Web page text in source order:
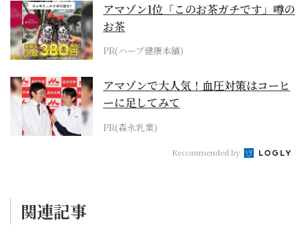
アマゾン1位「このお茶ガチです」噂の
お茶
PR(ハーブ健康本舗)
アマゾンで大人気！血圧対策はコーヒ
ーに足してみて
PR(森永乳業)
Recommended by
関連記事